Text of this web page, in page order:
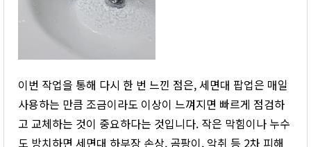
이번 작업을 통해 다시 한 번 느낀 점은, 세면대 팝업은 매일
사용하는 만큼 조금이라도 이상이 느껴지면 빠르게 점검하
고 교체하는 것이 중요하다는 것입니다. 작은 막힘이나 누수
도 방치하면 세면대 하부장 손상, 곰팡이, 악취 등 2차 피해